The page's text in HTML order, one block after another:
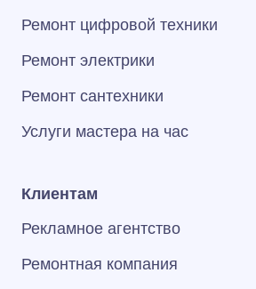
Ремонт цифровой техники
Ремонт электрики
Ремонт сантехники
Услуги мастера на час
Клиентам
Рекламное агентство
Ремонтная компания